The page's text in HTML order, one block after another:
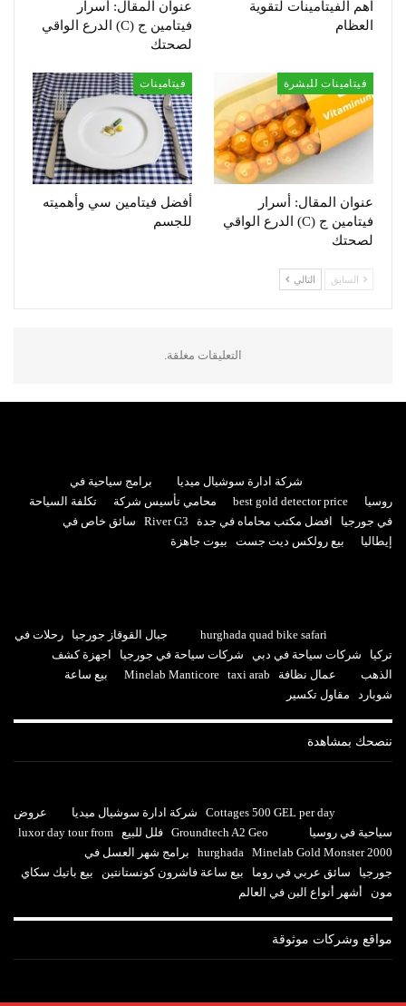
أهم الفيتامينات لتقوية
العظام
عنوان المقال: أسرار
فيتامين ج (C) الدرع الواقي
لصحتك
فيتامينات للبشرة
عنوان المقال: أسرار
فيتامين ج (C) الدرع الواقي
لصحتك
فيتامينات
أفضل فيتامين سي وأهميته
للجسم
السابق التالي
التعليقات مغلقة.
شركة ادارة سوشيال ميديا
برامج سياحية في
روسيا
best gold detector price محامي تأسيس شركة
تكلفة السياحة
في جورجيا
افضل مكتب محاماه في جدة River G3
سائق خاص في
إيطاليا
بيع رولكس ديت جست بيوت جاهزة
hurghada quad bike safari جبال القوقاز جورجيا
رحلات في
تركيا
شركات سياحة في دبي شركات سياحة في جورجيا
اجهزة كشف
الذهب
عمال نظافة Minelab Manticore taxi arab
بيع ساعة
شوبارد
مقاول تكسير
ننصحك بمشاهدة
Cottages 500 GEL per day شركة ادارة سوشيال ميديا
عروض
سياحية في روسيا
Groundtech A2 Geo فلل للبيع
luxor day tour from
hurghada
Minelab Gold Monster 2000
برامج شهر العسل في
جورجيا
سائق عربي في روما بيع ساعة فاشرون كونستانتين
بيع باتيك سكاي
مون
أشهر أنواع البن في العالم
مواقع وشركات موثوقة